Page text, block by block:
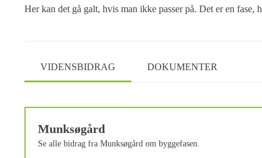
Her kan det gå galt, hvis man ikke passer på. Det er en
VIDENSBIDRAG DOKUMENTER
Munksøgård
Se alle bidrag fra Munksøgård om byggefasen.